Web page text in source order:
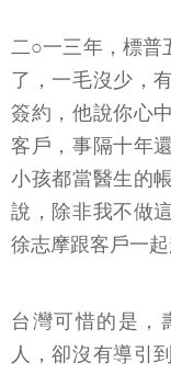
二○一三年，標普
了，一毛沒少，
簽約，他說你心
客戶，事隔十年
小孩都當醫生的
說，除非我不做
徐志摩跟客戶一
台灣可惜的是，
人，卻沒有導引